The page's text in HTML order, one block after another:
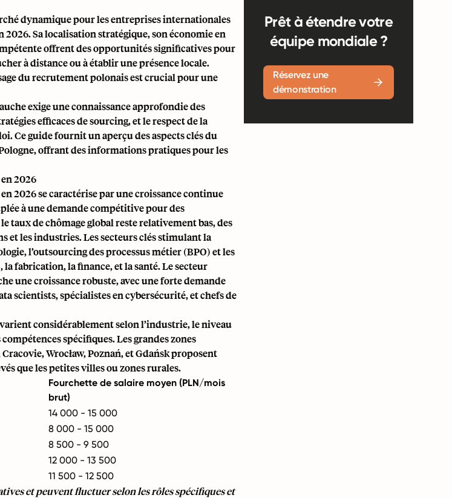
dynamique pour les entreprises internationales
Sa localisation stratégique, son économie en
offrent des opportunités significatives pour
à distance ou à établir une présence locale.
du recrutement polonais est crucial pour une
exige une connaissance approfondie des
efficaces de sourcing, et le respect de la
Ce guide fournit un aperçu des aspects clés du
offrant des informations pratiques pour les
2026
2026 se caractérise par une croissance continue
à une demande compétitive pour des
taux de chômage global reste relativement bas, des
et les industries. Les secteurs clés stimulant la
l’outsourcing des processus métier (BPO) et les
la fabrication, la finance, et la santé. Le secteur
une croissance robuste, avec une forte demande
scientists, spécialistes en cybersécurité, et chefs de
considérablement selon l’industrie, le niveau
spécifiques. Les grandes zones
Wrocław, Poznań, et Gdańsk proposent
que les petites villes ou zones rurales.
Fourchette de salaire moyen (PLN/mois
brut)
14 000 - 15 000
8 000 - 15 000
8 500 - 9 500
12 000 - 13 500
11 500 - 12 500
et peuvent fluctuer selon les rôles spécifiques et
Prêt à étendre votre
équipe mondiale ?
Réservez une
démonstration